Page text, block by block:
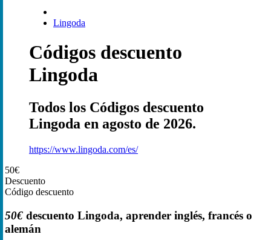
Lingoda
Códigos descuento
Lingoda
Todos los Códigos descuento
Lingoda en agosto de 2026.
https://www.lingoda.com/es/
50€
Descuento
Código descuento
50€ descuento Lingoda, aprender inglés, francés o
alemán